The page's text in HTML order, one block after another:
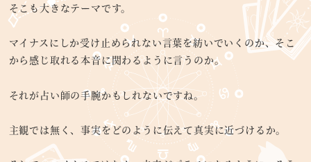
そこも大きなテーマです。
マイナスにしか受け止められない言葉を紡いでいくのか、そこ
から感じ取れる本音に関わるように言うのか。
それが占い師の手腕かもしれないですね。
主観では無く、事実をどのように伝えて真実に近づけるか。